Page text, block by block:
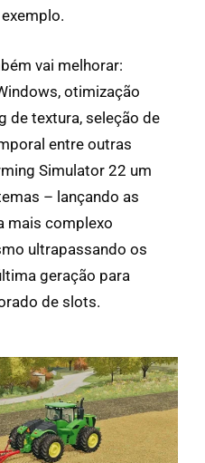
vai melhorar:
otimização
de textura, seleção de
entre outras
Simulator 22 um
– lançando as
mais complexo
ultrapassando os
geração para
de slots.